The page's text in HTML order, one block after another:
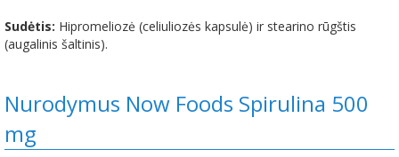
Sudėtis: Hipromeliozė (celiuliozės kapsulė) ir stearino rūgštis
(augalinis šaltinis).
Nurodymus Now Foods Spirulina 500
mg